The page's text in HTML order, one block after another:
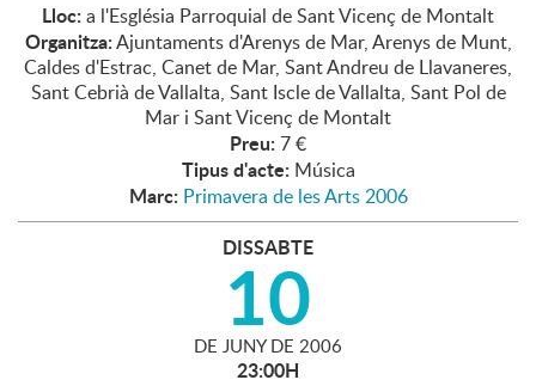
Lloc: a l'Església Parroquial de Sant Vicenç de Montalt
Organitza:Ajuntaments d'Arenys de Mar, Arenys de Munt,
Caldes d'Estrac, Canet de Mar, Sant Andreu de Llavaneres,
Sant Cebrià de Vallalta, Sant Iscle de Vallalta, Sant Pol de
Mar i Sant Vicenç de Montalt
Preu: 7 €
Tipus d'acte: Música
Marc: Primavera de les Arts 2006
DISSABTE
10
DE JUNY DE 2006
23:00H